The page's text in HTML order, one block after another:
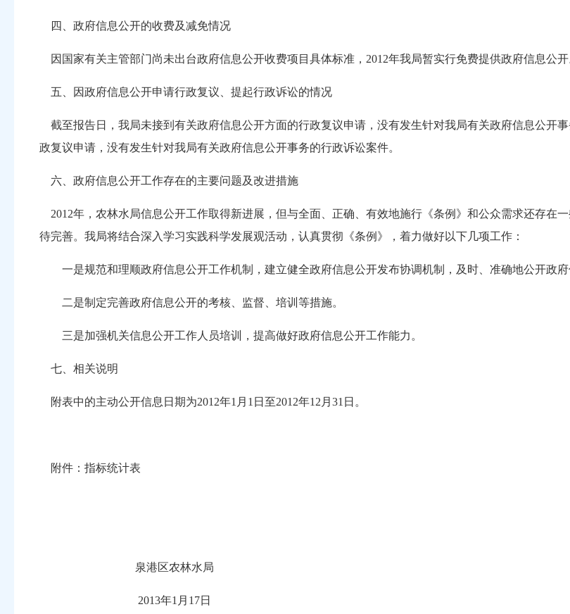
四、政府信息公开的收费及减免情况
因国家有关主管部门尚未出台政府信息公开收费项目具体标准，2012年我局暂实行免费提供政府信息公
五、因政府信息公开申请行政复议、提起行政诉讼的情况
截至报告日，我局未接到有关政府信息公开方面的行政复议申请，没有发生针对我局有关政府信息公开
政复议申请，没有发生针对我局有关政府信息公开事务的行政诉讼案件。
六、政府信息公开工作存在的主要问题及改进措施
2012年，农林水局信息公开工作取得新进展，但与全面、正确、有效地施行《条例》和公众需求还存在
待完善。我局将结合深入学习实践科学发展观活动，认真贯彻《条例》，着力做好以下几项工作：
一是规范和理顺政府信息公开工作机制，建立健全政府信息公开发布协调机制，及时、准确地公开政府
二是制定完善政府信息公开的考核、监督、培训等措施。
三是加强机关信息公开工作人员培训，提高做好政府信息公开工作能力。
七、相关说明
附表中的主动公开信息日期为2012年1月1日至2012年12月31日。
附件：指标统计表
泉港区农林水局
2013年1月17日